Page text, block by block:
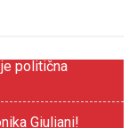
politična
Giuliani!